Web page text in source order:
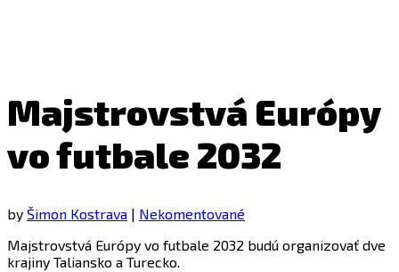
Majstrovstvá Európy
vo futbale 2032
by Šimon Kostrava | Nekomentované
Majstrovstvá Európy vo futbale 2032 budú organizovať dve
krajiny Taliansko a Turecko.